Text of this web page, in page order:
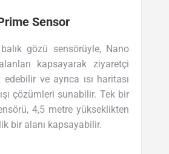
Sensor
gözü sensörüyle, Nano
kapsayarak ziyaretçi
ve ayrıca ısı haritası
çözümleri sunabilir. Tek bir
4,5 metre yükseklikten
bir alanı kapsayabilir.